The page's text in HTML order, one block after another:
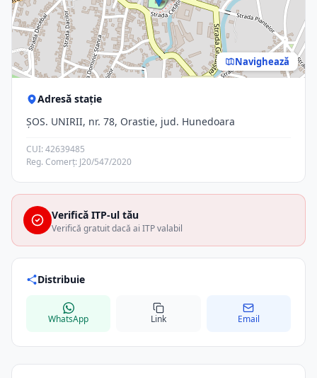
Navighează
Adresă stație
ŞOS. UNIRII, nr. 78, Orastie, jud. Hunedoara
CUI: 42639485
Reg. Comerț: J20/547/2020
Verifică ITP-ul tău
Verifică gratuit dacă ai ITP valabil
Distribuie
WhatsApp Link Email